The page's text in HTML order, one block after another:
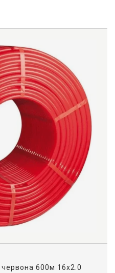
червона 600м 16х2.0